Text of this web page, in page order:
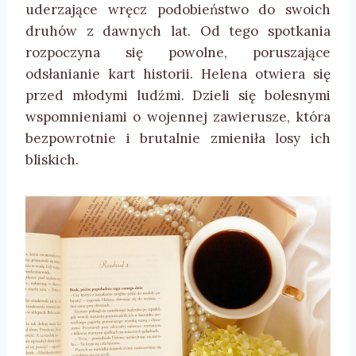
uderzające wręcz podobieństwo do swoich
druhów z dawnych lat. Od tego spotkania
rozpoczyna się powolne, poruszające
odsłanianie kart historii. Helena otwiera się
przed młodymi ludźmi. Dzieli się bolesnymi
wspomnieniami o wojennej zawierusze, która
bezpowrotnie i brutalnie zmieniła losy ich
bliskich.